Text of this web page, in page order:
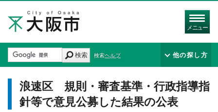
メニュー
検索 検索ヘルプ 他の探し方
浪速区 規則・審査基準・行政指導指
針等で意見公募した結果の公表